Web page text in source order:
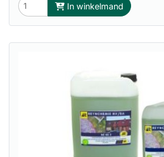
In winkelmand